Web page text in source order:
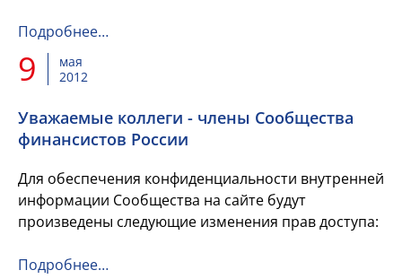
Подробнее…
9
мая
2012
Уважаемые коллеги - члены Сообщества
финансистов России
Для обеспечения конфиденциальности внутренней
информации Сообщества на сайте будут
произведены следующие изменения прав доступа:
Подробнее…